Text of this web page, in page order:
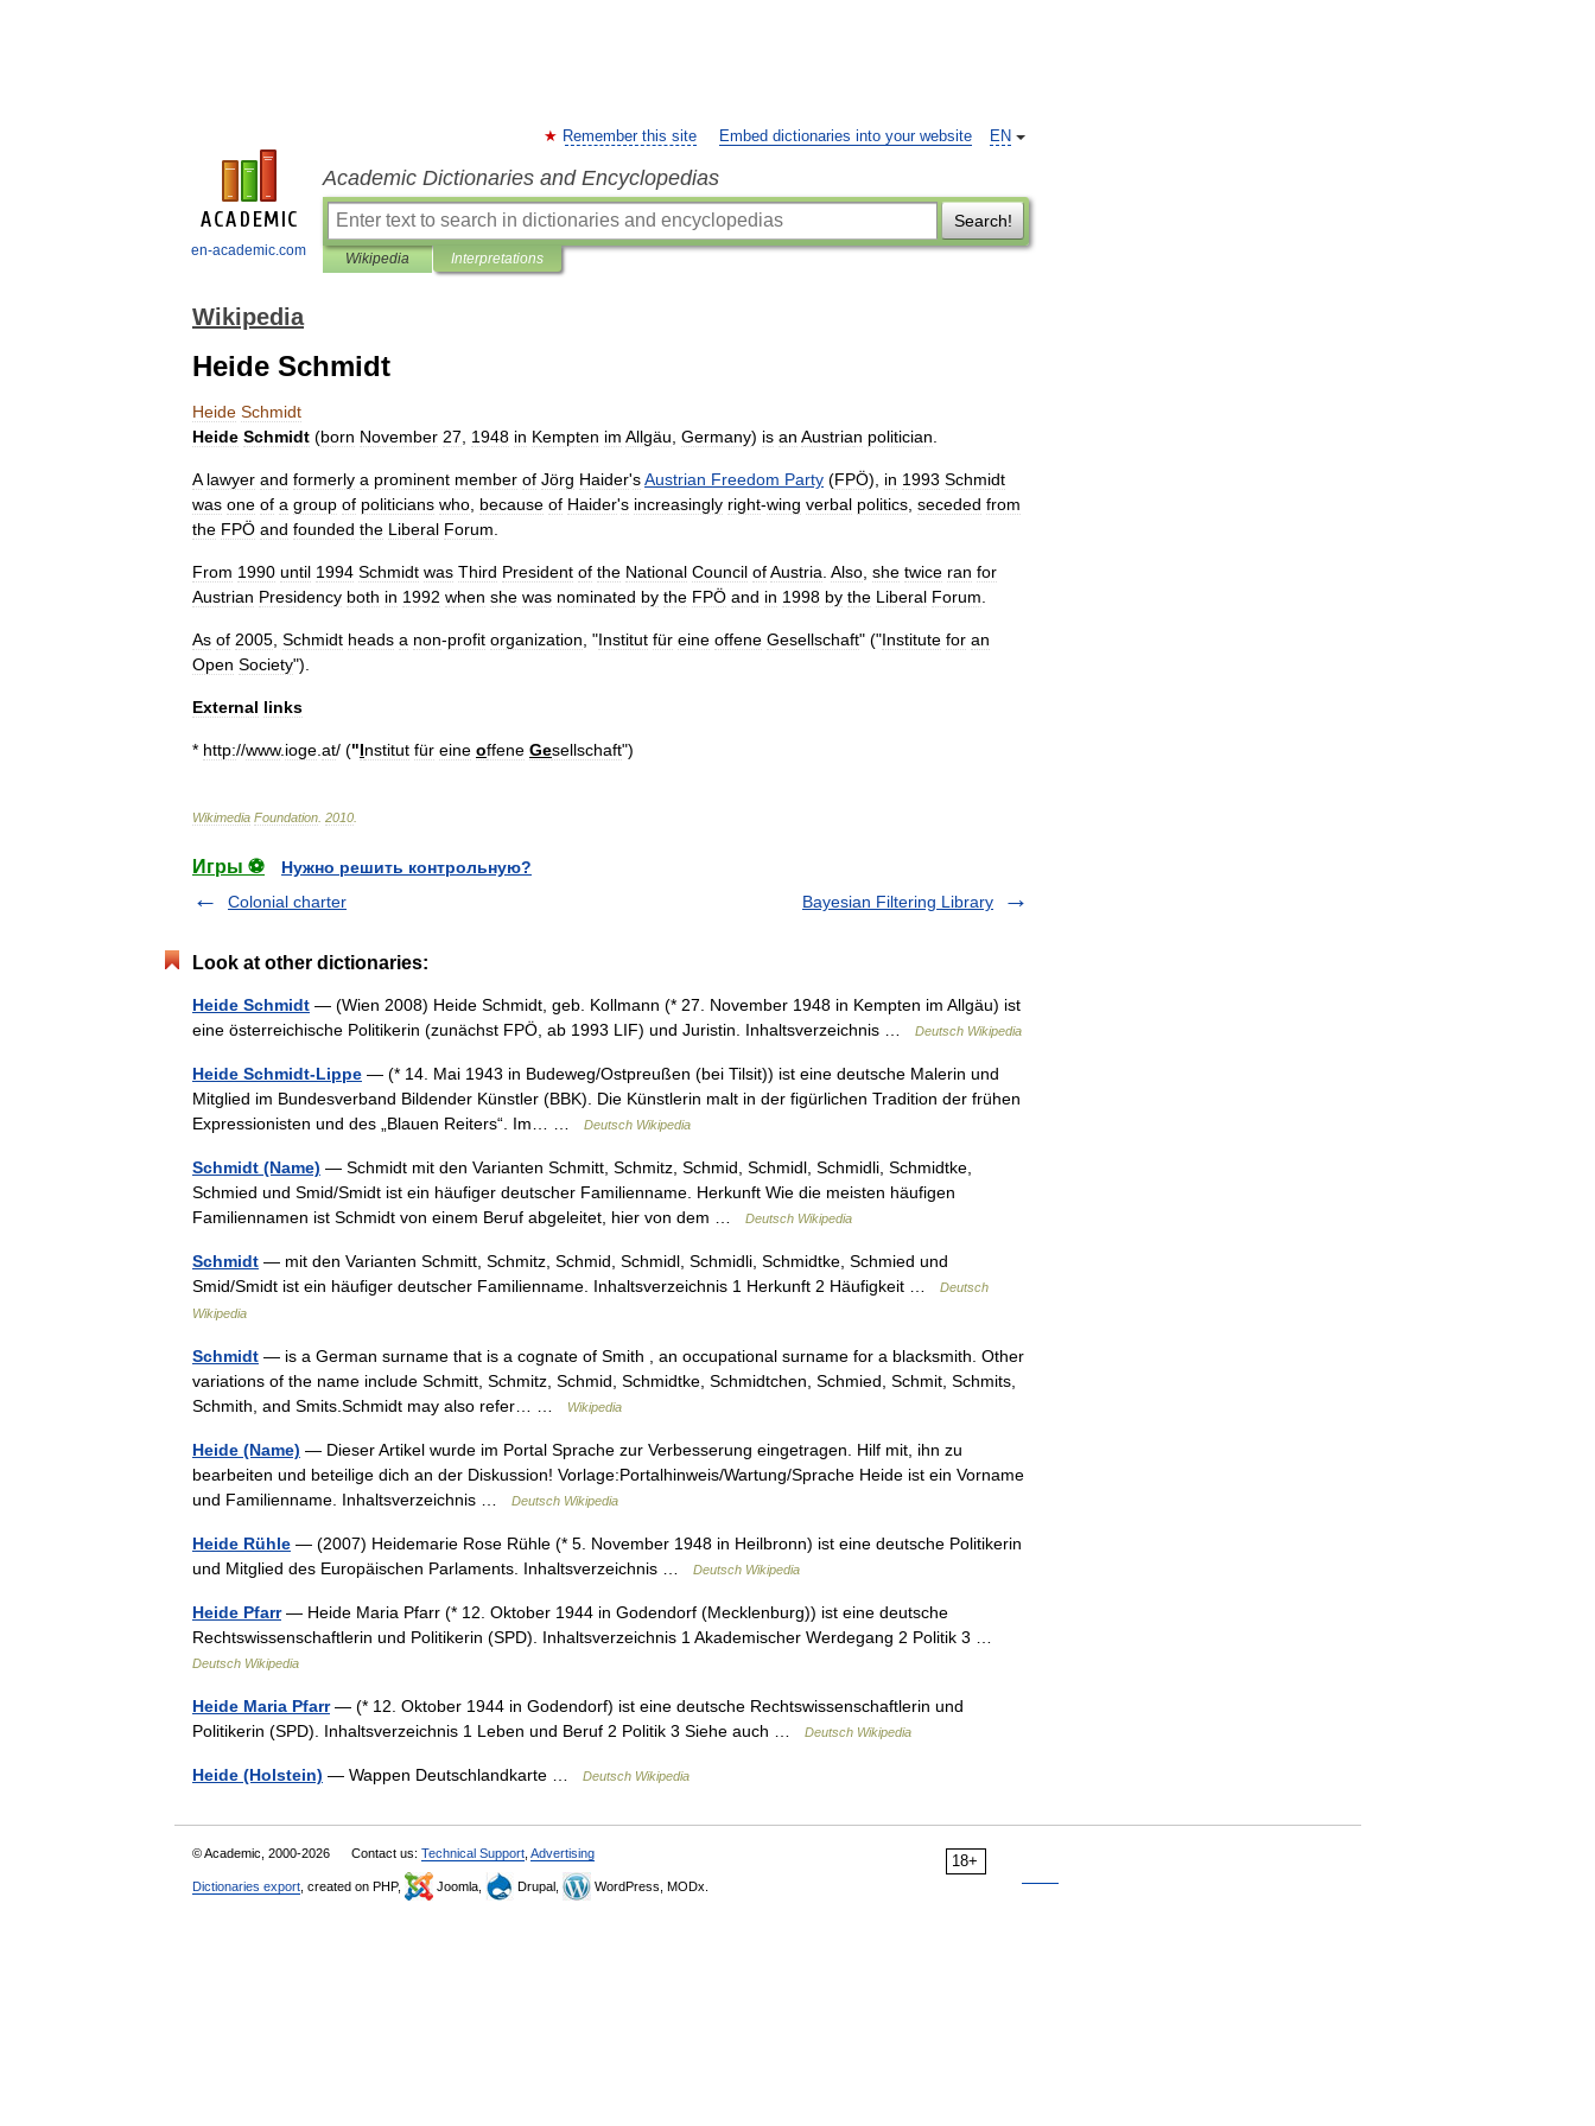
en-academic.com
EN
Remember this site Embed dictionaries into your website
Academic Dictionaries and Encyclopedias
Search!
Wikipedia Interpretations
Wikipedia
Heide Schmidt
Heide Schmidt
Heide Schmidt (born November 27 1948 in Kempten im Allgäu Germany) is an Austrian politician
A lawyer and formerly a prominent member of Jörg Haider'sAustrian Freedom Party (FPÖ), in 1993 Schmidt
was one of a group of politicians who because of Haider's increasingly right-wing verbal politics seceded from
the FPÖ and founded the Liberal Forum
From 1990 until 1994 Schmidt was Third President of the National Council ofAustria Also she twice ran for
Austrian Presidency both in 1992 when she was nominated by the FPÖ and in 1998 by the Liberal Forum
As of 2005 Schmidt heads a non-profit organization , "Institut für eine offene Gesellschaft" ("Institute for an
Open Society").
External links
* http://www. ioge at/ ("Institut für eine offene Gesellschaft")
Wikimedia Foundation 2010
Игры ⚽
Нужно решить контрольную?
Colonial charter
Bayesian Filtering Library
Look at other dictionaries:
Heide Schmidt — (Wien 2008) Heide Schmidt, geb. Kollmann (* 27. November 1948 in Kempten im Allgäu) ist
eine österreichische Politikerin (zunächst FPÖ, ab 1993 LIF) und Juristin. Inhaltsverzeichnis …
Deutsch Wikipedia
Heide Schmidt-Lippe — (* 14. Mai 1943 in Budeweg/Ostpreußen (bei Tilsit)) ist eine deutsche Malerin und
Mitglied im Bundesverband Bildender Künstler (BBK). Die Künstlerin malt in der figürlichen Tradition der frühen
Expressionisten und des „Blauen Reiters“. Im… …
Deutsch Wikipedia
Schmidt (Name) — Schmidt mit den Varianten Schmitt, Schmitz, Schmid, Schmidl, Schmidli, Schmidtke,
Schmied und Smid/Smidt ist ein häufiger deutscher Familienname. Herkunft Wie die meisten häufigen
Familiennamen ist Schmidt von einem Beruf abgeleitet, hier von dem …
Deutsch Wikipedia
Schmidt — mit den Varianten Schmitt, Schmitz, Schmid, Schmidl, Schmidli, Schmidtke, Schmied und
Smid/Smidt ist ein häufiger deutscher Familienname. Inhaltsverzeichnis 1 Herkunft 2 Häufigkeit …
Deutsch
Wikipedia
Schmidt — is a German surname that is a cognate of Smith , an occupational surname for a blacksmith. Other
variations of the name include Schmitt, Schmitz, Schmid, Schmidtke, Schmidtchen, Schmied, Schmit, Schmits,
Schmith, and Smits.Schmidt may also refer… …
Wikipedia
Heide (Name) — Dieser Artikel wurde im Portal Sprache zur Verbesserung eingetragen. Hilf mit, ihn zu
bearbeiten und beteilige dich an der Diskussion! Vorlage:Portalhinweis/Wartung/Sprache Heide ist ein Vorname
und Familienname. Inhaltsverzeichnis …
Deutsch Wikipedia
Heide Rühle — (2007) Heidemarie Rose Rühle (* 5. November 1948 in Heilbronn) ist eine deutsche Politikerin
und Mitglied des Europäischen Parlaments. Inhaltsverzeichnis …
Deutsch Wikipedia
Heide Pfarr— Heide Maria Pfarr (* 12. Oktober 1944 in Godendorf (Mecklenburg)) ist eine deutsche
Rechtswissenschaftlerin und Politikerin (SPD). Inhaltsverzeichnis 1 Akademischer Werdegang 2 Politik 3 …
Deutsch Wikipedia
Heide Maria Pfarr— (* 12. Oktober 1944 in Godendorf) ist eine deutsche Rechtswissenschaftlerin und
Politikerin (SPD). Inhaltsverzeichnis 1 Leben und Beruf 2 Politik 3 Siehe auch …
Deutsch Wikipedia
Heide (Holstein) — Wappen Deutschlandkarte … Deutsch Wikipedia
18+
© Academic, 2000-2026 Contact us: Technical Support Advertising
Dictionaries export , created on PHP, Joomla, Drupal, WordPress, MODx.